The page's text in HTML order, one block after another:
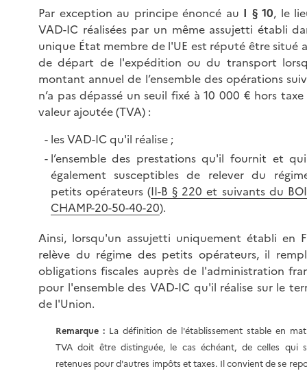
Par exception au principe énoncé au I § 10, le
VAD-IC réalisées par un même assujetti établi
unique État membre de l'UE est réputé être situé
de départ de l'expédition ou du transport
montant annuel de l’ensemble des opérations
n’a pas dépassé un seuil fixé à 10 000 € hors
valeur ajoutée (TVA) :
les VAD-IC qu'il réalise ;
l’ensemble des prestations qu'il fournit et
également susceptibles de relever du
petits opérateurs (II-B § 220 et suivants du
CHAMP-20-50-40-20).
Ainsi, lorsqu'un assujetti uniquement établi en
relève du régime des petits opérateurs, il
obligations fiscales auprès de l'administration
pour l'ensemble des VAD-IC qu'il réalise sur le
de l'Union.
Remarque :La définition de l'établissement stable en
TVA doit être distinguée, le cas échéant, de celles qui
retenues pour d'autres impôts et taxes. Il convient de se